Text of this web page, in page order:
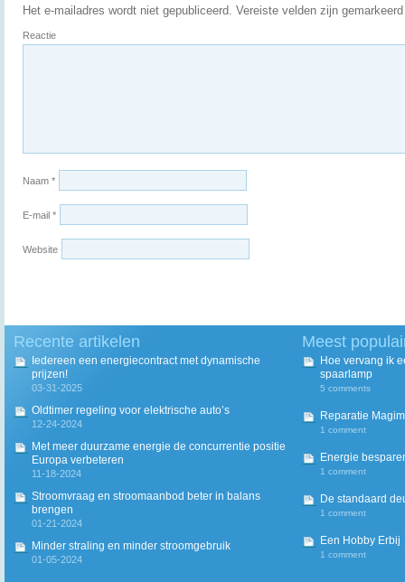
Het e-mailadres wordt niet gepubliceerd. Vereiste velden zijn
Reactie
Naam *
E-mail *
Website
Recente artikelen
Iedereen een energiecontract met dynamische
prijzen!
03-31-2025
Oldtimer regeling voor elektrische auto’s
12-24-2024
Met meer duurzame energie de concurrentie positie
Europa verbeteren
11-18-2024
Stroomvraag en stroomaanbod beter in balans
brengen
01-21-2024
Minder straling en minder stroomgebruik
01-05-2024
Meest
Hoe vervang ik
spaarlamp
5 comments
Reparatie
1 comment
Energie
1 comment
De standaard
1 comment
Een Hobby Erbij
1 comment